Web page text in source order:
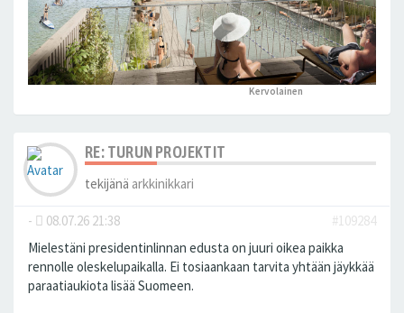
Kervolainen
RE: TURUN PROJEKTIT
tekijänä arkkinikkari
- 08.07.26 21:38
#109284
Mielestäni presidentinlinnan edusta on juuri oikea paikka
rennolle oleskelupaikalla. Ei tosiaankaan tarvita yhtään jäykkää
paraatiaukiota lisää Suomeen.